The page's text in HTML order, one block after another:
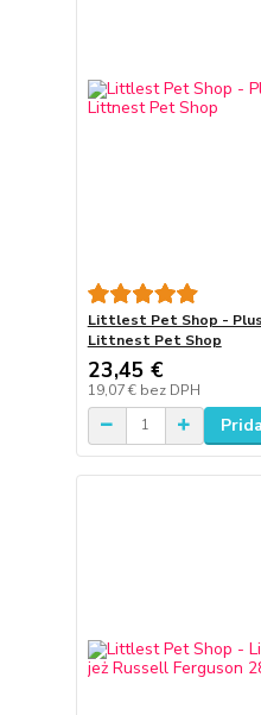
Littlest Pet Shop -
Littnest Pet Shop
23,45 €
19,07 € bez DPH